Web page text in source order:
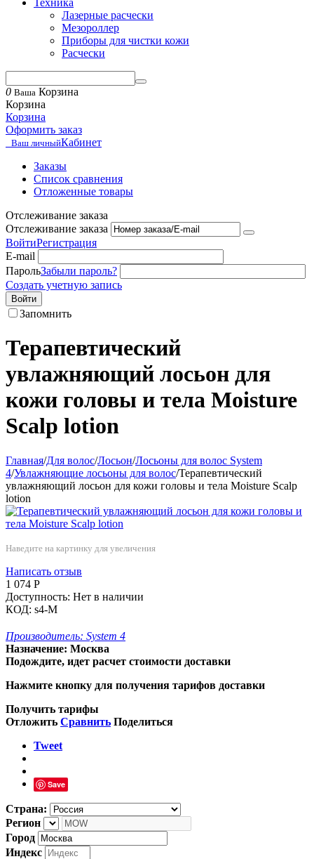
Техника
Лазерные расчески
Мезороллер
Приборы для чистки кожи
Расчески
0 Ваша Корзина
Корзина
Корзина
Оформить заказ
Ваш личныйКабинет
Заказы
Список сравнения
Отложенные товары
Отслеживание заказа
Отслеживание заказа
ВойтиРегистрация
E-mail
ПарольЗабыли пароль?
Создать учетную запись
Войти
Запомнить
Терапевтический
увлажняющий лосьон для
кожи головы и тела Moisture
Scalp lotion
Главная/Для волос/Лосьон/Лосьоны для волос System
4/Увлажняющие лосьоны для волос/Терапевтический
увлажняющий лосьон для кожи головы и тела Moisture Scalp
lotion
Наведите на картинку для увеличения
Написать отзыв
1 074 Р
Доступность: Нет в наличии
КОД: s4-M
Производитель: System 4
Назначение: Москва
Подождите, идет расчет стоимости доставки
Нажмите кнопку для получения тарифов доставки
Получить тарифы
Отложить Сравнить Поделиться
Tweet
Save
Страна:
Регион
Город
Индекс